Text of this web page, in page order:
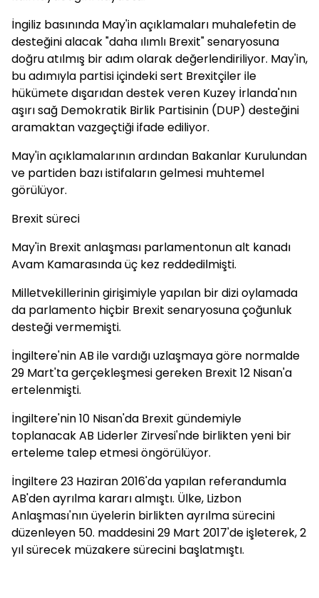
İngiliz basınında May'in açıklamaları muhalefetin de
desteğini alacak "daha ılımlı Brexit" senaryosuna
doğru atılmış bir adım olarak değerlendiriliyor. May'in,
bu adımıyla partisi içindeki sert Brexitçiler ile
hükümete dışarıdan destek veren Kuzey İrlanda'nın
aşırı sağ Demokratik Birlik Partisinin (DUP) desteğini
aramaktan vazgeçtiği ifade ediliyor.
May'in açıklamalarının ardından Bakanlar Kurulundan
ve partiden bazı istifaların gelmesi muhtemel
görülüyor.
Brexit süreci
May'in Brexit anlaşması parlamentonun alt kanadı
Avam Kamarasında üç kez reddedilmişti.
Milletvekillerinin girişimiyle yapılan bir dizi oylamada
da parlamento hiçbir Brexit senaryosuna çoğunluk
desteği vermemişti.
İngiltere'nin AB ile vardığı uzlaşmaya göre normalde
29 Mart'ta gerçekleşmesi gereken Brexit 12 Nisan'a
ertelenmişti.
İngiltere'nin 10 Nisan'da Brexit gündemiyle
toplanacak AB Liderler Zirvesi'nde birlikten yeni bir
erteleme talep etmesi öngörülüyor.
İngiltere 23 Haziran 2016'da yapılan referandumla
AB'den ayrılma kararı almıştı. Ülke, Lizbon
Anlaşması'nın üyelerin birlikten ayrılma sürecini
düzenleyen 50. maddesini 29 Mart 2017'de işleterek, 2
yıl sürecek müzakere sürecini başlatmıştı.